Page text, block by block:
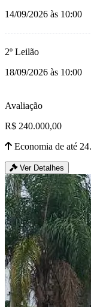
14/09/2026 às 10:00
2º Leilão
18/09/2026 às 10:00
Avaliação
R$ 240.000,00
Economia de até
Ver Detalhes